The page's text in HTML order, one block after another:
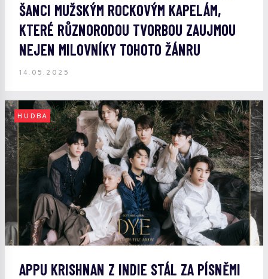
ŠANCI MUŽSKÝM ROCKOVÝM KAPELÁM,
KTERÉ RŮZNORODOU TVORBOU ZAUJMOU
NEJEN MILOVNÍKY TOHOTO ŽÁNRU
14.05.2025
HUDBA
APPU KRISHNAN Z INDIE STÁL ZA PÍSNĚMI